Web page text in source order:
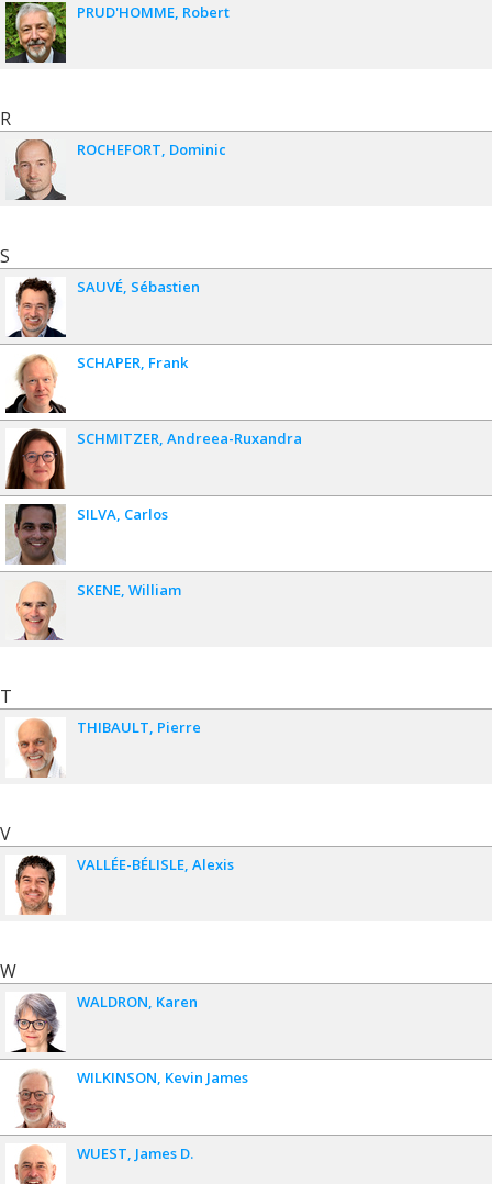
PRUD'HOMME Robert
R
ROCHEFORT Dominic
S
SAUVÉ Sébastien
SCHAPER Frank
SCHMITZER Andreea-Ruxandra
SILVA Carlos
SKENE William
T
THIBAULT Pierre
V
VALLÉE-BÉLISLE Alexis
W
WALDRON Karen
WILKINSON Kevin James
WUEST James D.